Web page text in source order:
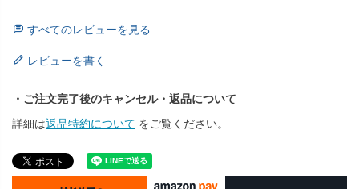
すべてのレビューを見る
レビューを書く
・ご注文完了後のキャンセル・返品について
詳細は返品特約について をご覧ください。